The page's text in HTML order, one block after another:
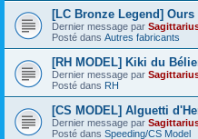
[LC Bronze Legend]
Dernier message par
Posté dans Autres fabricants
[RH MODEL] Kiki du
Dernier message par
Posté dans RH
[CS MODEL] Alguetti
Dernier message par
Posté dans Speeding/CS Model